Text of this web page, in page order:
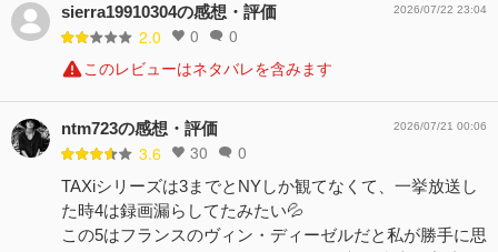
sierra19910304の感想・評価
2.0 0 0
2026/07/22 23:04
このレビューはネタバレを含みます
ntm723の感想・評価
3.6 30 0
2026/07/21 00:06
TAXiシリーズは3までとNYしか観てなくて、一挙放送し
た時4は録画漏らしてたみたい💦
この5はフランスのヴィン・ディーゼルだと私が勝手に思